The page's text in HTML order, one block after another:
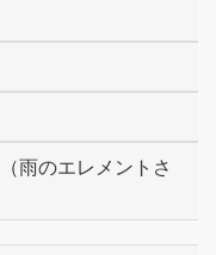
雨のエレメントさ